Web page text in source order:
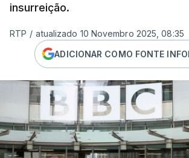
insurreição.
RTP / atualizado 10 Novembro 2025, 08:35
ADICIONAR COMO FONTE